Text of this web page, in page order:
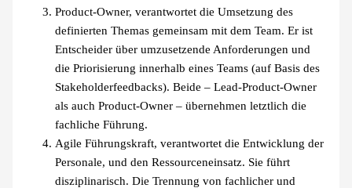
Product-Owner, verantwortet die Umsetzung des
definierten Themas gemeinsam mit dem Team. Er ist
Entscheider über umzusetzende Anforderungen und
die Priorisierung innerhalb eines Teams (auf Basis des
Stakeholderfeedbacks). Beide – Lead-Product-Owner
als auch Product-Owner – übernehmen letztlich die
fachliche Führung.
Agile Führungskraft, verantwortet die Entwicklung der
Personale, und den Ressourceneinsatz. Sie führt
disziplinarisch. Die Trennung von fachlicher und